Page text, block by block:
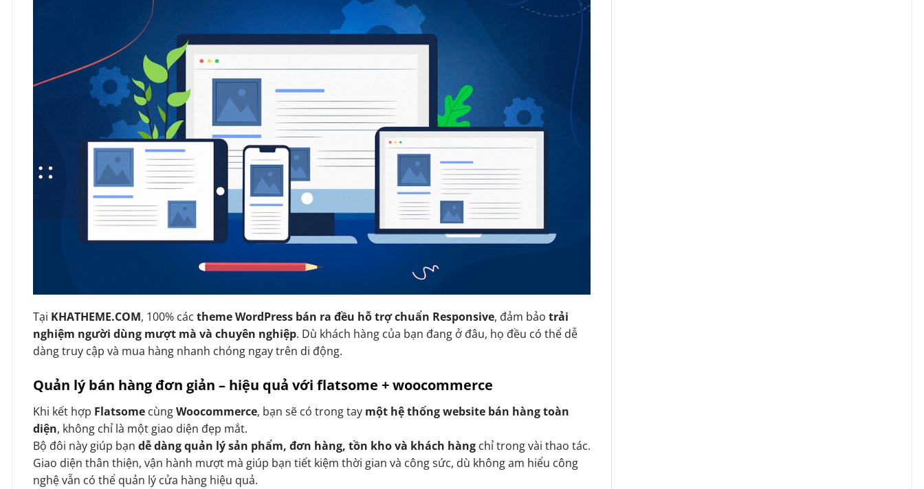
Tại KHATHEME.COM, 100% các theme WordPress bán ra đều hỗ trợ chuẩn Responsive, đảm bảo trải
nghiệm người dùng mượt mà và chuyên nghiệp. Dù khách hàng của bạn đang ở đâu, họ đều có thể dễ
dàng truy cập và mua hàng nhanh chóng ngay trên di động.
Quản lý bán hàng đơn giản – hiệu quả với flatsome + woocommerce
Khi kết hợp Flatsome cùngWoocommerce, bạn sẽ có trong tay một hệ thống website bán hàng toàn
diện, không chỉ là một giao diện đẹp mắt.
Bộ đôi này giúp bạn dễ dàng quản lý sản phẩm, đơn hàng, tồn kho và khách hàng chỉ trong vài thao tác.
Giao diện thân thiện, vận hành mượt mà giúp bạn tiết kiệm thời gian và công sức, dù không am hiểu công
nghệ vẫn có thể quản lý cửa hàng hiệu quả.